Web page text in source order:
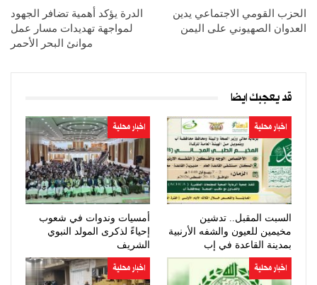
الحزب القومي الاجتماعي يدين
العدوان الصهيوني على اليمن
الدرة يؤكد أهمية تضافر الجهود
لمواجهة تهديدات مسار عمل
موانئ البحر الأحمر
قد يعجبك ايضا
اخبار محلية
السبت المقبل.. تدشين
مخيمين للعيون والشفه الأرنبية
بمدينة القاعدة في إب
اخبار محلية
أمسيات وندوات في شعوب
إحياءً لذكرى المولد النبوي
الشريف
اخبار محلية اخبار محلية